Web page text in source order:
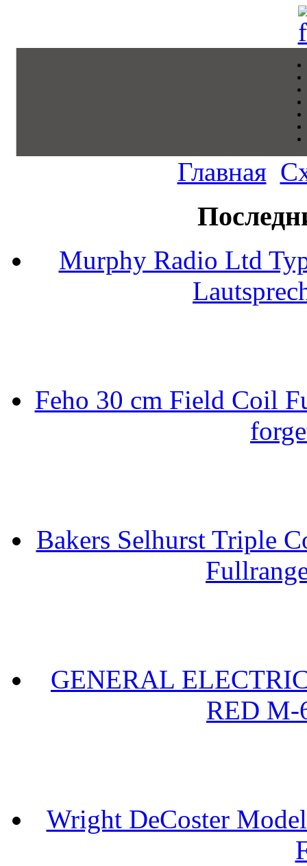
Главная
Murphy Radio Ltd
Feho 30 cm Field Coil
Bakers Selhurst Triple
GENERAL
RED M-
Wright DeCoster